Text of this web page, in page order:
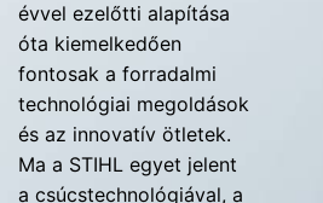
évvel ezelőtti alapítása
óta kiemelkedően
fontosak a forradalmi
technológiai megoldások
és az innovatív ötletek.
Ma a STIHL egyet jelent
a csúcstechnológiával, a